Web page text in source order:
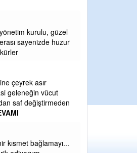
H BakiYüksel
Hak hukuk adalet işte CHP Kemal
Yeni parti için ereğli ilçe teşkilatımızı merak
eder dururken asıl merakımız halk
kahramanlarımız ereğli aşkı ile yanıp
eeeğ... DEVAMI